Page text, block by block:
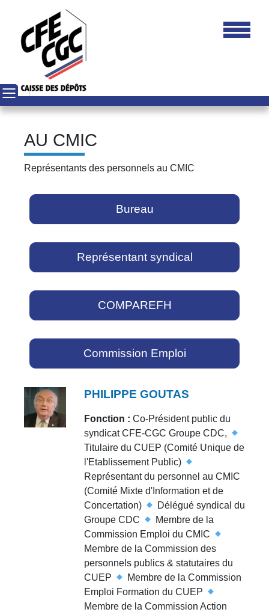
AU CMIC
Représentants des personnels au CMIC
Bureau
Représentant syndical
COMPAREFH
Commission Emploi
PHILIPPE GOUTAS
Fonction : Co-Président public du
syndicat CFE-CGC Groupe CDC,
Titulaire du CUEP (Comité Unique de
l'Etablissement Public)
Représentant du personnel au CMIC
(Comité Mixte d'Information et de
Concertation)
Délégué syndical du
Groupe CDC
Membre de la
Commission Emploi du CMIC
Membre de la Commission des
personnels publics & statutaires du
CUEP
Membre de la Commission
Emploi Formation du CUEP
Membre de la Commission Action